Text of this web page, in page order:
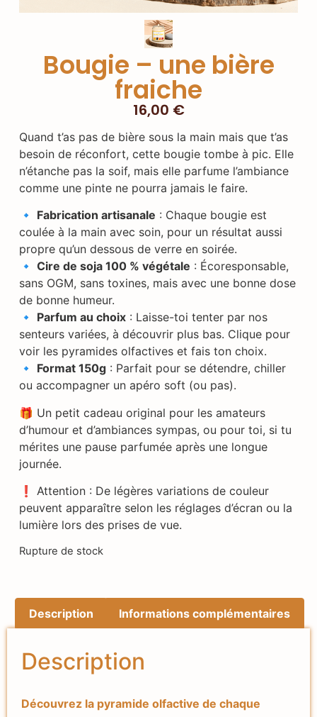
Bougie – une bière
fraiche
16,00 €
Quand t’as pas de bière sous la main mais que t’as
besoin de réconfort, cette bougie tombe à pic. Elle
n’étanche pas la soif, mais elle parfume l’ambiance
comme une pinte ne pourra jamais le faire.
🔹 Fabrication artisanale : Chaque bougie est
coulée à la main avec soin, pour un résultat aussi
propre qu’un dessous de verre en soirée.
🔹 Cire de soja 100 % végétale : Écoresponsable,
sans OGM, sans toxines, mais avec une bonne dose
de bonne humeur.
🔹 Parfum au choix: Laisse-toi tenter par nos
senteurs variées, à découvrir plus bas. Clique pour
voir les pyramides olfactives et fais ton choix.
🔹 Format 150g: Parfait pour se détendre, chiller
ou accompagner un apéro soft (ou pas).
🎁 Un petit cadeau original pour les amateurs
d’humour et d’ambiances sympas, ou pour toi, si tu
mérites une pause parfumée après une longue
journée.
❗ Attention : De légères variations de couleur
peuvent apparaître selon les réglages d’écran ou la
lumière lors des prises de vue.
Rupture de stock
Description Informations complémentaires
Description
Découvrez la pyramide olfactive de chaque